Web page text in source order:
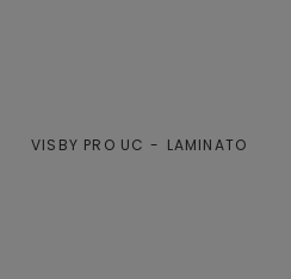
VISBY PRO UC LAMINATO